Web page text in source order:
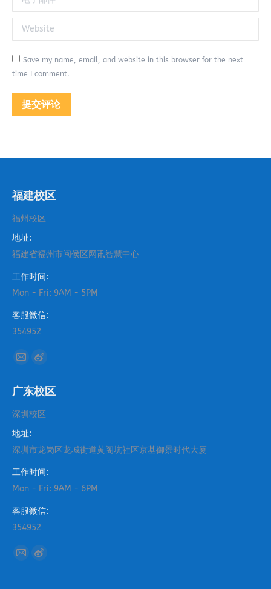
Website
Save my name, email, and website in this browser for the next
time I comment.
提交评论
福建校区
福州校区
地址:
福建省福州市闽侯区网讯智慧中心
工作时间:
Mon - Fri: 9AM - 5PM
客服微信:
354952
找到我们：
Mail
opens
in
Weibo
opens
in
广东校区
深圳校区
地址:
深圳市龙岗区龙城街道黄阁坑社区京基御景时代大厦
工作时间:
Mon - Fri: 9AM - 6PM
客服微信:
354952
找到我们：
MailWeibo